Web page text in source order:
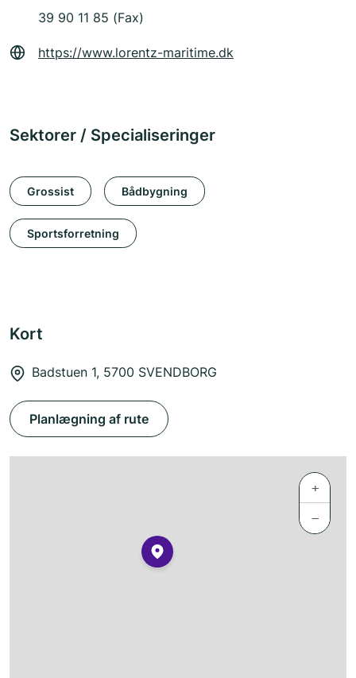
39 90 11 85 (Fax)
https://www.lorentz-maritime.dk
Sektorer / Specialiseringer
Grossist Bådbygning
Sportsforretning
Kort
Badstuen 1, 5700 SVENDBORG
Planlægning af rute
+
−